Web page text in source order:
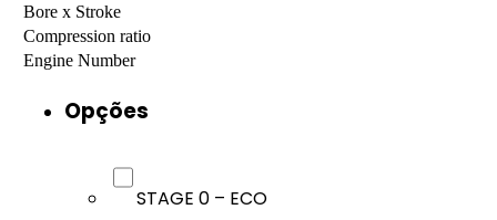
Bore x Stroke
Compression ratio
Engine Number
Opções
STAGE 0 – ECO